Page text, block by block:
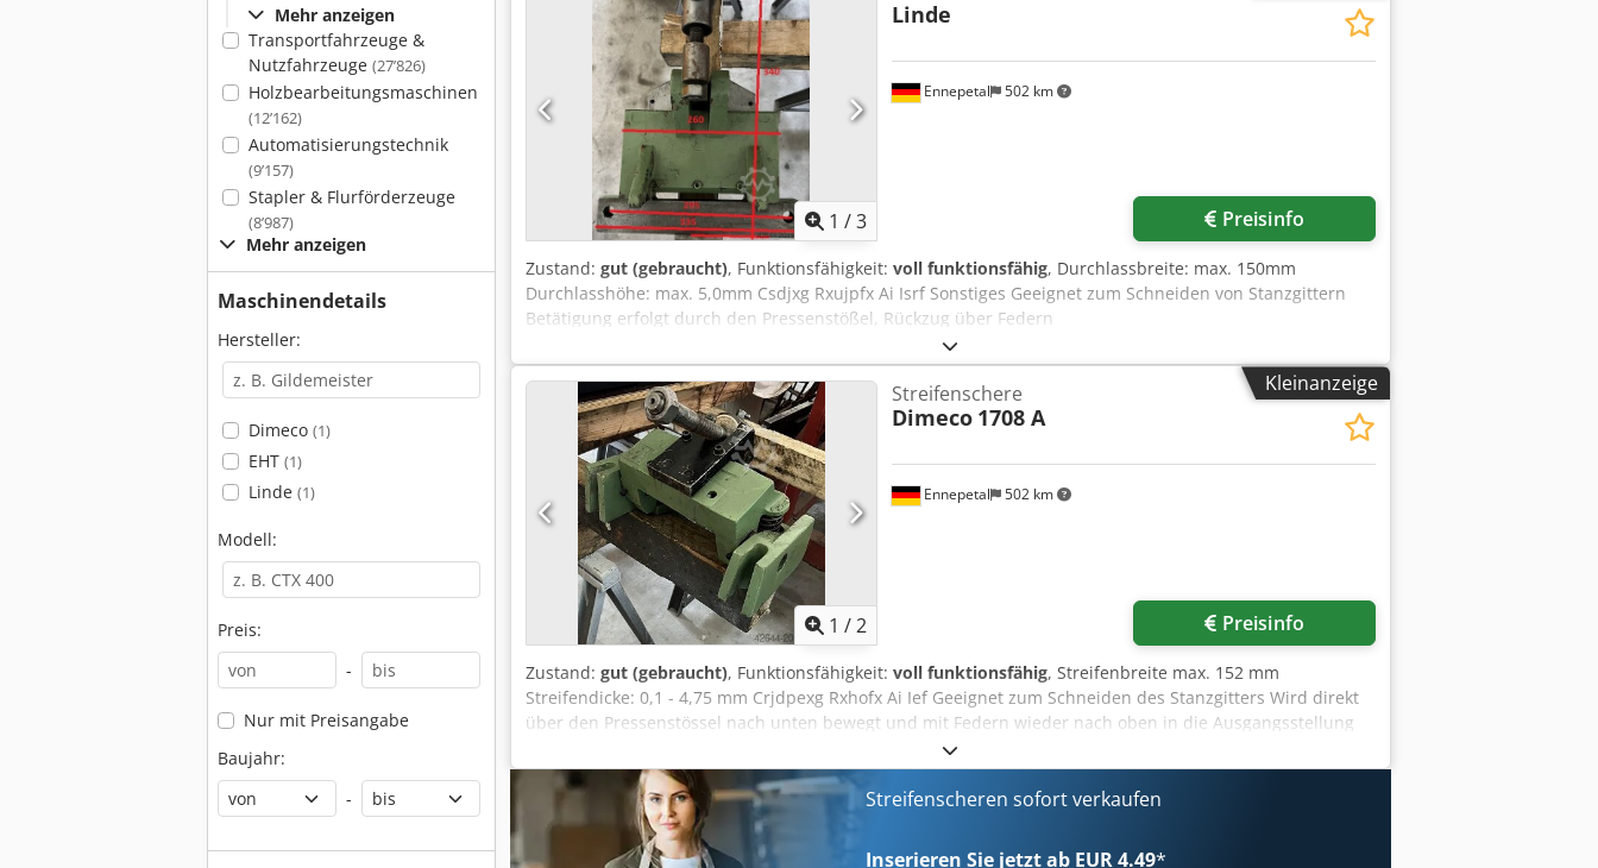
Mehr anzeigen
Transportfahrzeuge &
Nutzfahrzeuge (27’826)
Holzbearbeitungsmaschinen
(12’162)
Automatisierungstechnik
(9’157)
Stapler & Flurförderzeuge
(8’987)
Mehr anzeigen
Maschinendetails
Hersteller:
Dimeco (1)
EHT (1)
Linde (1)
Modell:
Preis:
-
Nur mit Preisangabe
Baujahr:
-
1 /3
Ennepetal 502 km
Linde
Preisinfo
Zustand: gut (gebraucht), Funktionsfähigkeit: voll funktionsfähig, Durchlassbreite: max. 150mm
Durchlasshöhe: max. 5,0mm Csdjxg Rxujpfx Ai Isrf Sonstiges Geeignet zum Schneiden von Stanzgittern
Betätigung erfolgt durch den Pressenstößel, Rückzug über Federn
Kleinanzeige
1 /2
Ennepetal 502 km
Streifenschere
Dimeco 1708 A
Preisinfo
Zustand: gut (gebraucht), Funktionsfähigkeit: voll funktionsfähig, Streifenbreite max. 152 mm
Streifendicke: 0,1 - 4,75 mm Crjdpexg Rxhofx Ai Ief Geeignet zum Schneiden des Stanzgitters Wird direkt
über den Pressenstössel nach unten bewegt und mit Federn wieder nach oben in die Ausgangsstellung
Streifenscheren sofort verkaufen
Inserieren Sie jetzt ab EUR 4.49*